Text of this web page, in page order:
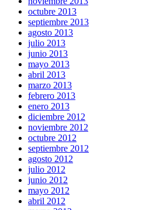
octubre 2013
septiembre 2013
agosto 2013
julio 2013
junio 2013
mayo 2013
abril 2013
marzo 2013
febrero 2013
enero 2013
diciembre 2012
noviembre 2012
octubre 2012
septiembre 2012
agosto 2012
julio 2012
junio 2012
mayo 2012
abril 2012